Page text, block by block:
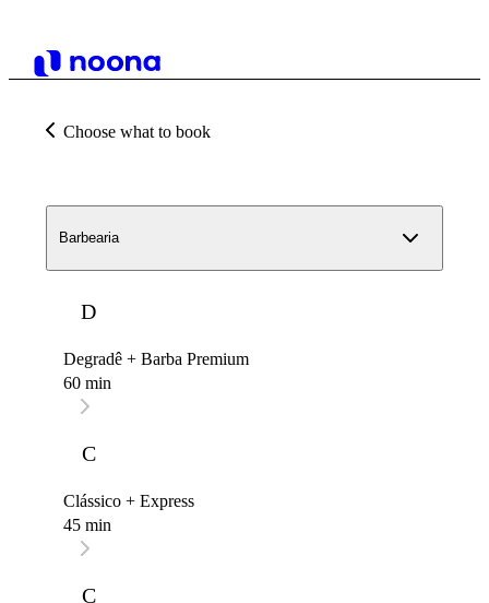
Choose what to book
Barbearia
D
Degradê + Barba Premium
60 min
C
Clássico + Express
45 min
C